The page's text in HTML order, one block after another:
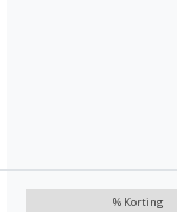
% Korting